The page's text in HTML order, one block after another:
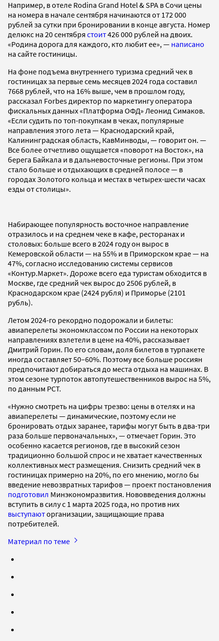
Например, в отеле Rodina Grand Hotel & SPA в Сочи цены
на номера в начале сентября начинаются от 172 000
рублей за сутки при бронировании в конце августа. Номер
делюкс на 20 сентября стоит426 000 рублей на двоих.
«Родина дорога для каждого, кто любит ее», — написано
на сайте гостиницы.
На фоне подъема внутреннего туризма средний чек в
гостиницах за первые семь месяцев 2024 года составил
7668 рублей, что на 16% выше, чем в прошлом году,
рассказал Forbes директор по маркетингу оператора
фискальных данных «Платформа ОФД» Леонид Симаков.
«Если судить по топ-покупкам в чеках, популярные
направления этого лета — Краснодарский край,
Калининградская область, КавМинводы, — говорит он. —
Все более отчетливо ощущается «поворот на Восток», на
берега Байкала и в дальневосточные регионы. При этом
стало больше и отдыхающих в средней полосе — в
городах Золотого кольца и местах в четырех-шести часах
езды от столицы».
Набирающее популярность восточное направление
отразилось и на среднем чеке в кафе, ресторанах и
столовых: больше всего в 2024 году он вырос в
Кемеровской области — на 55% и в Приморском крае — на
47%, согласно исследованию системы сервисов
«Контур.Маркет». Дороже всего еда туристам обходится в
Москве, где средний чек вырос до 2506 рублей, в
Краснодарском крае (2424 рубля) и Приморье (2101
рубль).
Летом 2024-го рекордно подорожали и билеты:
авиаперелеты экономклассом по России на некоторых
направлениях взлетели в цене на 40%, рассказывает
Дмитрий Горин. По его словам, доля билетов в турпакете
иногда составляет 50–60%. Поэтому все больше россиян
предпочитают добираться до места отдыха на машинах. В
этом сезоне турпоток автопутешественников вырос на 5%,
по данным РСТ.
«Нужно смотреть на цифры трезво: цены в отелях и на
авиаперелеты — динамические, поэтому если не
бронировать отдых заранее, тарифы могут быть в два-три
раза больше первоначальных», — отмечает Горин. Это
особенно касается регионов, где в высокий сезон
традиционно большой спрос и не хватает качественных
коллективных мест размещения. Снизить средний чек в
гостиницах примерно на 20%, по его мнению, могло бы
введение невозвратных тарифов — проект постановления
подготовил Минэкономразвития. Нововведения должны
вступить в силу с 1 марта 2025 года, но против них
выступаюторганизации, защищающие права
потребителей.
Материал по теме